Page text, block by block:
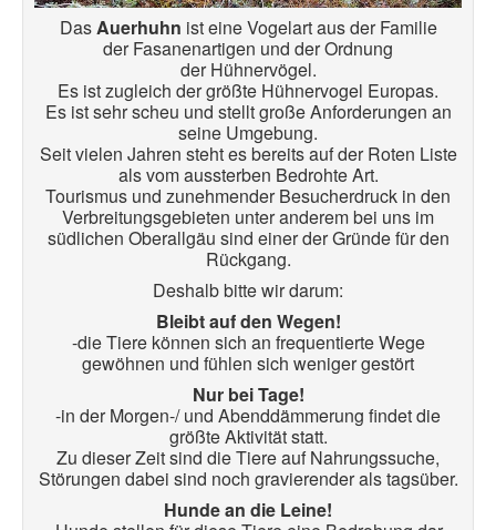
DasAuerhuhn ist eine Vogelart aus der Familie
der Fasanenartigen und der Ordnung
der Hühnervögel.
Es ist zugleich der größte Hühnervogel Europas.
Es ist sehr scheu und stellt große Anforderungen an
seine Umgebung.
Seit vielen Jahren steht es bereits auf der Roten Liste
als vom aussterben Bedrohte Art.
Tourismus und zunehmender Besucherdruck in den
Verbreitungsgebieten unter anderem bei uns im
südlichen Oberallgäu sind einer der Gründe für den
Rückgang.
Deshalb bitte wir darum:
Bleibt auf den Wegen!
-die Tiere können sich an frequentierte Wege
gewöhnen und fühlen sich weniger gestört
Nur bei Tage!
-in der Morgen-/ und Abenddämmerung findet die
größte Aktivität statt.
Zu dieser Zeit sind die Tiere auf Nahrungssuche,
Störungen dabei sind noch gravierender als tagsüber.
Hunde an die Leine!